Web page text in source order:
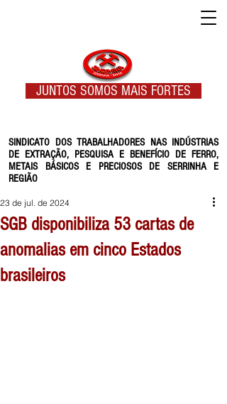
SINDICATO DOS TRABALHADORES NAS INDÚSTRIAS
DE EXTRAÇÃO, PESQUISA E BENEFÍCIO DE FERRO,
METAIS BÁSICOS E PRECIOSOS DE SERRINHA E
REGIÃO
JUNTOS SOMOS MAIS FORTES
SGB disponibiliza 53 cartas de
anomalias em cinco Estados
brasileiros
23 de jul. de 2024